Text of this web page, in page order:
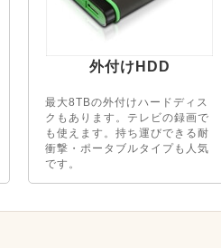
外付けHDD
最大8TBの外付けハードディス
クもあります。テレビの録画で
も使えます。持ち運びできる耐
衝撃・ポータブルタイプも人気
です。